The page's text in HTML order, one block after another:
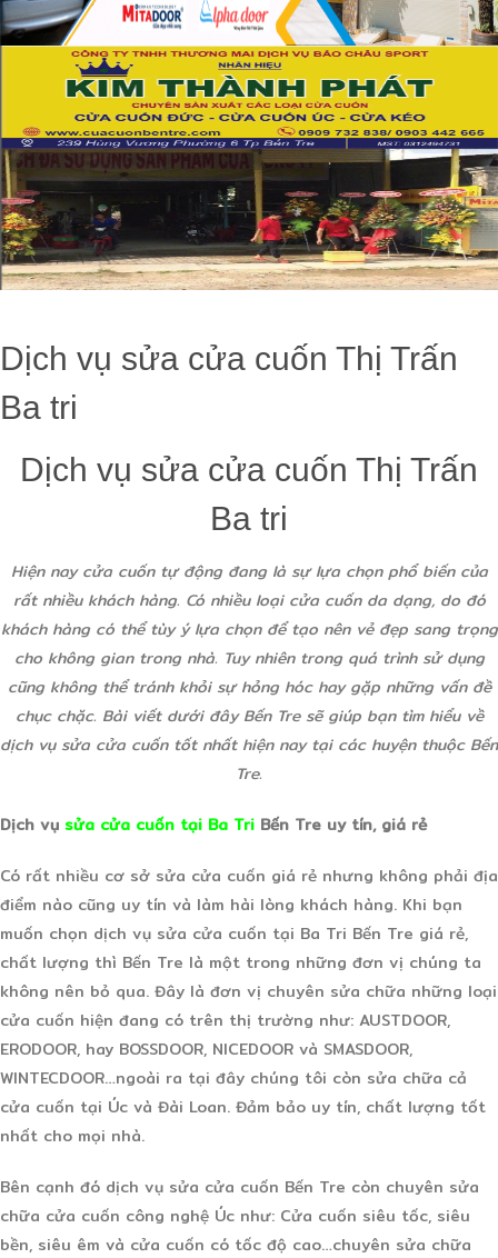
Dịch vụ sửa cửa cuốn Thị Trấn
Ba tri
Dịch vụ sửa cửa cuốn Thị Trấn
Ba tri
Hiện nay cửa cuốn tự động đang là sự lựa chọn phổ biến của
rất nhiều khách hàng. Có nhiều loại cửa cuốn da dạng, do đó
khách hàng có thể tùy ý lựa chọn để tạo nên vẻ đẹp sang trọng
cho không gian trong nhà. Tuy nhiên trong quá trình sử dụng
cũng không thể tránh khỏi sự hỏng hóc hay gặp những vấn đề
chục chặc. Bài viết dưới đây Bến Tre sẽ giúp bạn tìm hiểu về
dịch vụ sửa cửa cuốn tốt nhất hiện nay tại các huyện thuộc Bến
Tre.
Dịch vụ sửa cửa cuốn tại Ba Tri Bến Tre uy tín, giá rẻ
Có rất nhiều cơ sở sửa cửa cuốn giá rẻ nhưng không phải địa
điểm nào cũng uy tín và làm hài lòng khách hàng. Khi bạn
muốn chọn dịch vụ sửa cửa cuốn tại Ba Tri Bến Tre giá rẻ,
chất lượng thì Bến Tre là một trong những đơn vị chúng ta
không nên bỏ qua. Đây là đơn vị chuyên sửa chữa những loại
cửa cuốn hiện đang có trên thị trường như: AUSTDOOR,
ERODOOR, hay BOSSDOOR, NICEDOOR và SMASDOOR,
WINTECDOOR…ngoài ra tại đây chúng tôi còn sửa chữa cả
cửa cuốn tại Úc và Đài Loan. Đảm bảo uy tín, chất lượng tốt
nhất cho mọi nhà.
Bên cạnh đó dịch vụ sửa cửa cuốn Bến Tre còn chuyên sửa
chữa cửa cuốn công nghệ Úc như: Cửa cuốn siêu tốc, siêu
bền, siêu êm và cửa cuốn có tốc độ cao…chuyên sửa chữa